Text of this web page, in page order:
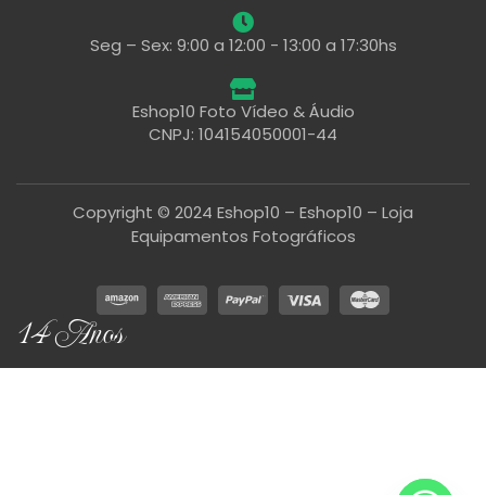
Seg – Sex: 9:00 a 12:00 - 13:00 a 17:30hs
Eshop10 Foto Vídeo & Áudio
CNPJ: 104154050001-44
Copyright © 2024 Eshop10 – Eshop10 – Loja
Equipamentos Fotográficos
14 Anos